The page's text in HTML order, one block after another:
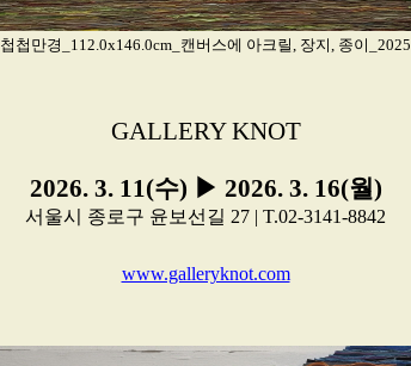
첩첩만경_112.0x146.0cm_캔버스에 아크릴, 장지, 종이_2025
GALLERY KNOT
2026. 3. 11(수) ▶ 2026. 3. 16(월)
서울시 종로구 윤보선길 27 | T.02-3141-8842
www.galleryknot.com